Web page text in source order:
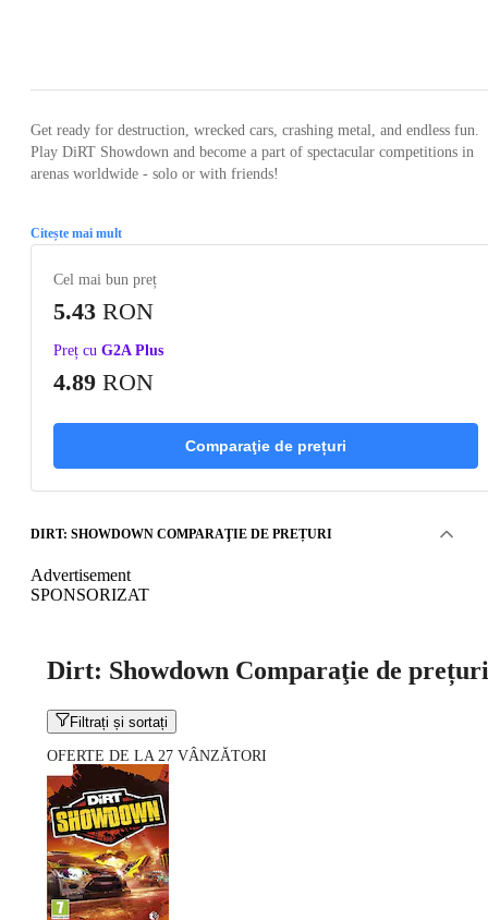
Get ready for destruction, wrecked cars, crashing metal, and endless fun.
Play DiRT Showdown and become a part of spectacular competitions in
arenas worldwide - solo or with friends!
Citește mai mult
Cel mai bun preț
5.43 RON
Preț cu G2A Plus
4.89 RON
Comparaţie de prețuri
DIRT: SHOWDOWN COMPARAŢIE DE PREȚURI
Advertisement
SPONSORIZAT
Dirt: Showdown Comparaţie de prețuri
Filtrați și sortați
OFERTE DE LA 27 VÂNZĂTORI